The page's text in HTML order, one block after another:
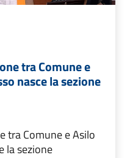
tra Comune e
nasce la sezione
tra Comune e Asilo
la sezione